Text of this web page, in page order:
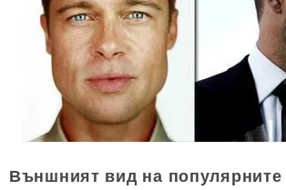
Външният вид на популярните